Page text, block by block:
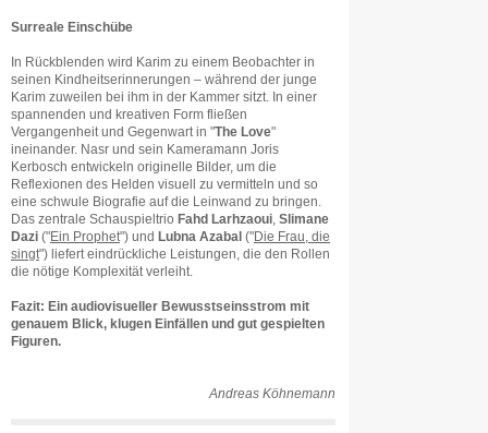
Surreale Einschübe
In Rückblenden wird Karim zu einem Beobachter in
seinen Kindheitserinnerungen – während der junge
Karim zuweilen bei ihm in der Kammer sitzt. In einer
spannenden und kreativen Form fließen
Vergangenheit und Gegenwart in "The Love"
ineinander. Nasr und sein Kameramann Joris
Kerbosch entwickeln originelle Bilder, um die
Reflexionen des Helden visuell zu vermitteln und so
eine schwule Biografie auf die Leinwand zu bringen.
Das zentrale Schauspieltrio Fahd Larhzaoui Slimane
Dazi ("Ein Prophet") und Lubna Azabal ("Die Frau, die
singt") liefert eindrückliche Leistungen, die den Rollen
die nötige Komplexität verleiht.
Fazit: Ein audiovisueller Bewusstseinsstrom mit
genauem Blick, klugen Einfällen und gut gespielten
Figuren.
Andreas Köhnemann